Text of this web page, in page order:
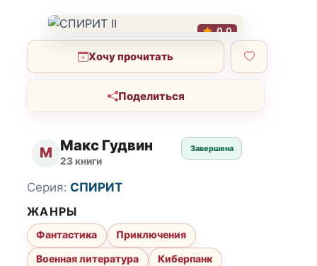
0.0
Хочу прочитать
Поделиться
М Макс Гудвин
23 книги
Завершена
Серия: СПИРИТ
ЖАНРЫ
Фантастика
Приключения
Военная литература
Киберпанк